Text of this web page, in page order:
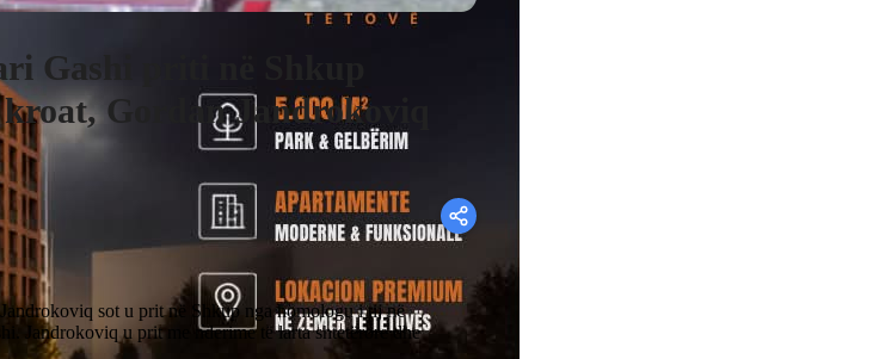
Gashi priti në Shkup
Gordan Jandrokoviq
sot u prit në Shkup nga homologu i tij në
Jandrokoviq u prit me nderime të larta shtetërore dhe